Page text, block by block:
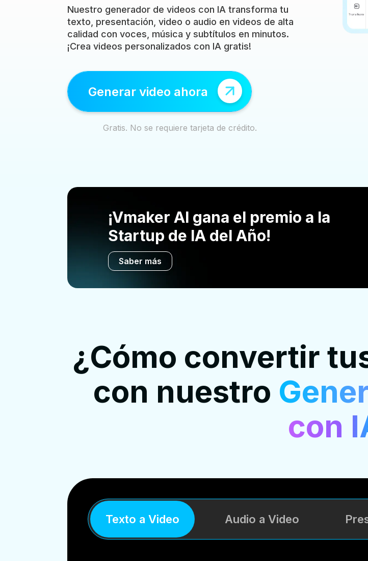
Nuestro generador de videos con IA transforma tu
texto, presentación, video o audio en videos de alta
calidad con voces, música y subtítulos en minutos.
¡Crea videos personalizados con IA gratis!
Generar video ahora
Gratis. No se requiere tarjeta de crédito.
¡Vmaker AI gana el premio a la
Startup de IA del Año!
Saber más
¿Cómo convertir
con nuestro
con
Texto a Video Audio a Video